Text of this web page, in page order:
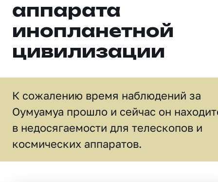
аппарата
инопланетной
цивилизации
К сожалению время наблюдений за
Оумуамуа прошло и сейчас он
в недосягаемости для телескопов и
космических аппаратов.